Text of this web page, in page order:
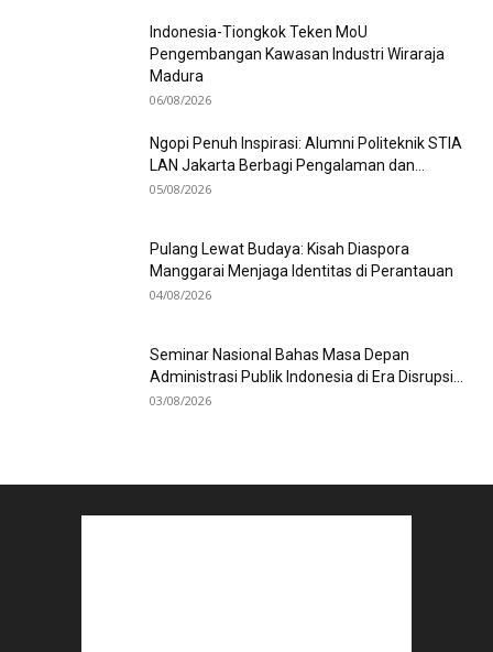
Indonesia-Tiongkok Teken MoU
Pengembangan Kawasan Industri Wiraraja
Madura
06/08/2026
Ngopi Penuh Inspirasi: Alumni Politeknik STIA
LAN Jakarta Berbagi Pengalaman dan...
05/08/2026
Pulang Lewat Budaya: Kisah Diaspora
Manggarai Menjaga Identitas di Perantauan
04/08/2026
Seminar Nasional Bahas Masa Depan
Administrasi Publik Indonesia di Era Disrupsi...
03/08/2026